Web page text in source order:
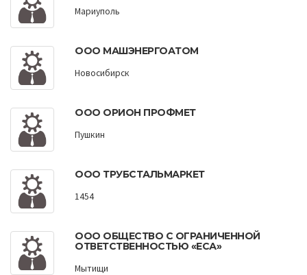
Мариуполь
ООО МАШЭНЕРГОАТОМ
Новосибирск
ООО ОРИОН ПРОФМЕТ
Пушкин
ООО ТРУБСТАЛЬМАРКЕТ
1454
ООО ОБЩЕСТВО С ОГРАНИЧЕННОЙ
ОТВЕТСТВЕННОСТЬЮ «ЕСА»
Мытищи